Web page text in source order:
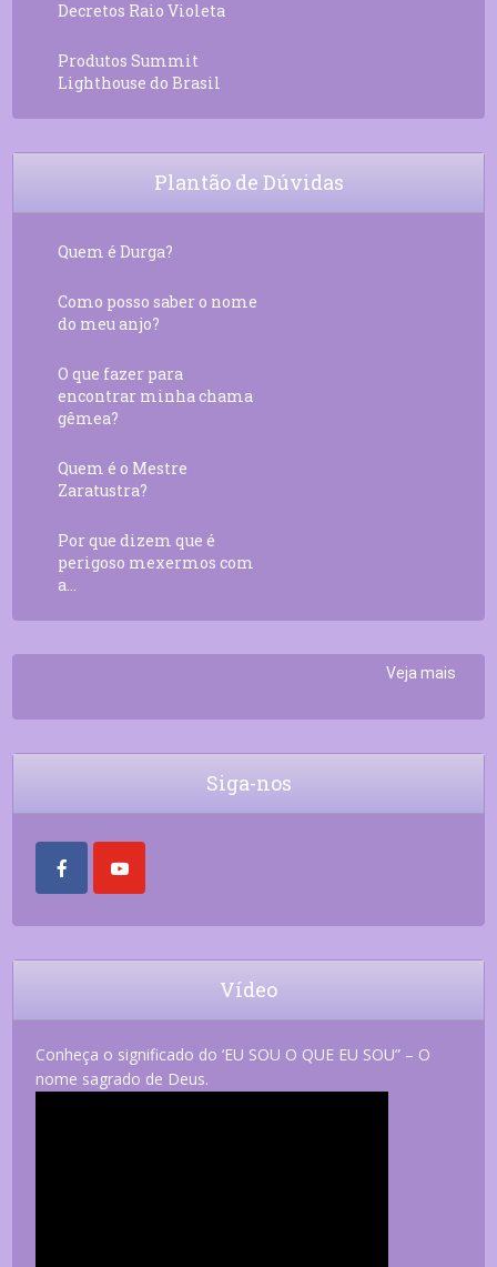
Decretos Raio Violeta
Produtos Summit
Lighthouse do Brasil
Plantão de Dúvidas
Quem é Durga?
Como posso saber o nome
do meu anjo?
O que fazer para
encontrar minha chama
gêmea?
Quem é o Mestre
Zaratustra?
Por que dizem que é
perigoso mexermos com
a...
Veja mais
Siga-nos
Vídeo
Conheça o significado do ‘EU SOU O QUE EU SOU” – O
nome sagrado de Deus.